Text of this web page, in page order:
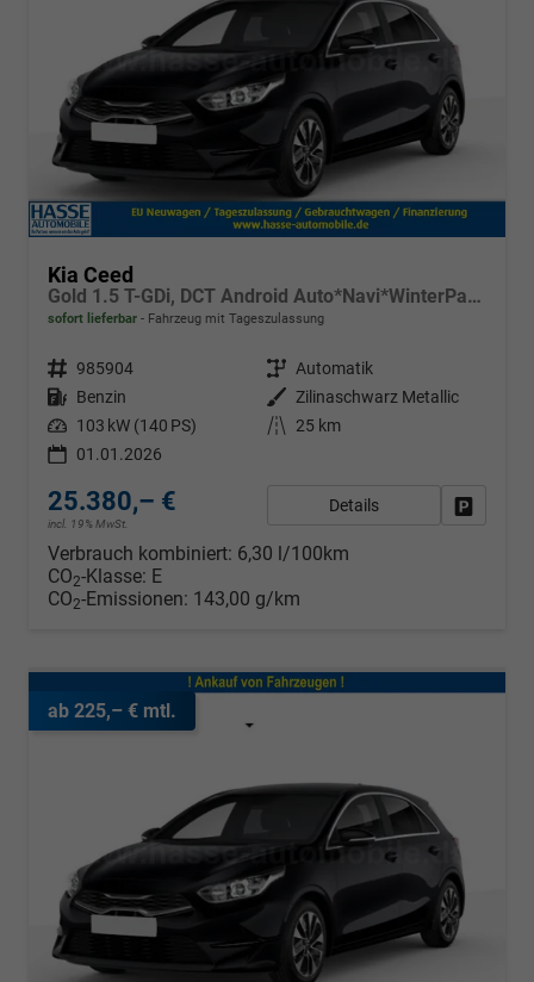
Kia Ceed
Gold 1.5 T-GDi, DCT Android Auto*Navi*WinterPak*Klimaauto*16"*Kamera*PrivacyGlas*
sofort lieferbar Fahrzeug mit Tageszulassung
Fahrzeugnr. 985904 Getriebe Automatik
Kraftstoff Benzin Außenfarbe Zilinaschwarz Metallic
Leistung 103 kW (140 PS) Kilometerstand
25 km
01.01.2026
25.380,– €
incl. 19% MwSt.
Details
Verbrauch kombiniert: 6,30 l/100km
CO2-Klasse: E
CO2-Emissionen: 143,00 g/km
ab 225,– € mtl.